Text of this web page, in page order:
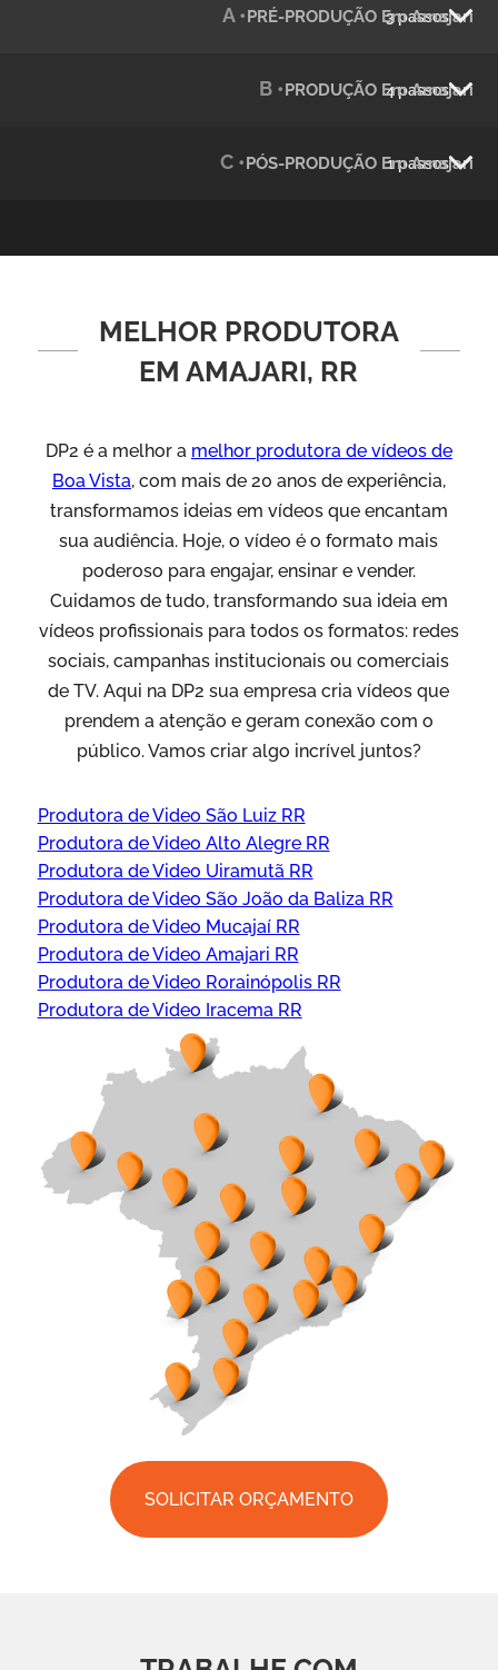
Julândia
Green Process
Vídeos de Produtos e Serviços
A •PRÉ-PRODUÇÃO Em Amajari
3 passos
B •PRODUÇÃO Em Amajari
4 passos
C •PÓS-PRODUÇÃO Em Amajari
1 passos
MELHOR PRODUTORA
EM AMAJARI, RR
DP2 é a melhor a melhor produtora de vídeos de
Boa Vista, com mais de 20 anos de experiência,
transformamos ideias em vídeos que encantam
sua audiência. Hoje, o vídeo é o formato mais
poderoso para engajar, ensinar e vender.
Cuidamos de tudo, transformando sua ideia em
vídeos profissionais para todos os formatos: redes
sociais, campanhas institucionais ou comerciais
de TV. Aqui na DP2 sua empresa cria vídeos que
prendem a atenção e geram conexão com o
público. Vamos criar algo incrível juntos?
Produtora de Video São Luiz RR
Produtora de Video Alto Alegre RR
Produtora de Video Uiramutã RR
Produtora de Video São João da Baliza RR
Produtora de Video Mucajaí RR
Produtora de Video Amajari RR
Produtora de Video Rorainópolis RR
Produtora de Video Iracema RR
SOLICITAR ORÇAMENTO